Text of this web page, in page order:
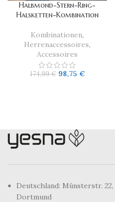
Halbmond-Stern-Ring-
Halsketten-Kombination
Kombinationen,
Herrenaccessoires,
Accessoires
174,99€ 98,75 €
Deutschland: Münsterstr. 22,
Dortmund